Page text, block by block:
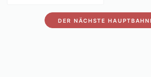
DER NÄCHSTE